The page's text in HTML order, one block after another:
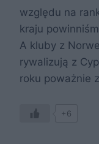
względu na
kraju
A kluby z
rywalizują z
roku poważnie
+6